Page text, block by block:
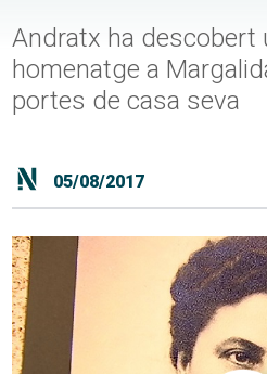
Andratx ha descobert
homenatge a
portes de casa seva
05/08/2017